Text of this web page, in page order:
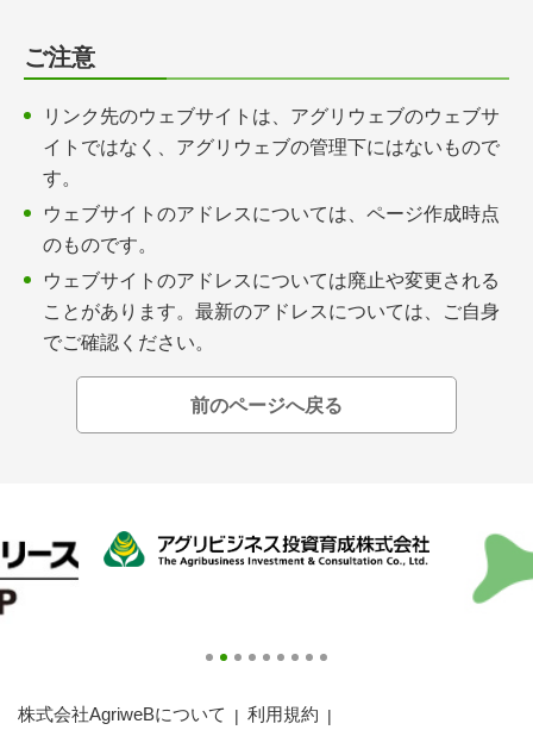
会員限定コンテンツ（無料）
会員登録無料 アグリウェブの使い方
AgriweBダイレクトメッセージ
経営アシストチャット
コラム・事例集
ご注意
リンク先のウェブサイトは、アグリウェブのウェブサ
イトではなく、アグリウェブの管理下にはないもので
す。
ウェブサイトのアドレスについては、ページ作成時点
のものです。
ウェブサイトのアドレスについては廃止や変更される
ことがあります。最新のアドレスについては、ご自身
でご確認ください。
前のページへ戻る
株式会社AgriweBについて 利用規約